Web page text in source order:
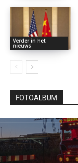
Verder in het
nieuws
FOTOALBUM